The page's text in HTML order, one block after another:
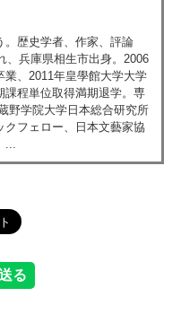
。歴史学者、作家、評論
、兵庫県相生市出身。2006
業、2011年皇學館大学大学
課程単位取得満期退学。専
野学院大学日本総合研究所
クフェロー、日本文藝家協
...